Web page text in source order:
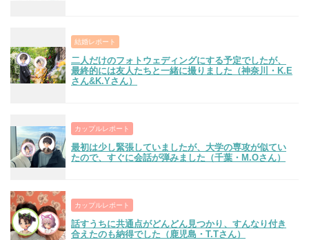
結婚レポート
二人だけのフォトウェディングにする予定でしたが、
最終的には友人たちと一緒に撮りました（神奈川・K.E
さん&K.Yさん）
カップルレポート
最初は少し緊張していましたが、大学の専攻が似てい
たので、すぐに会話が弾みました（千葉・M.Oさん）
カップルレポート
話すうちに共通点がどんどん見つかり、すんなり付き
合えたのも納得でした（鹿児島・T.Tさん）